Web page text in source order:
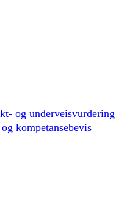
og underveisvurdering
kompetansebevis